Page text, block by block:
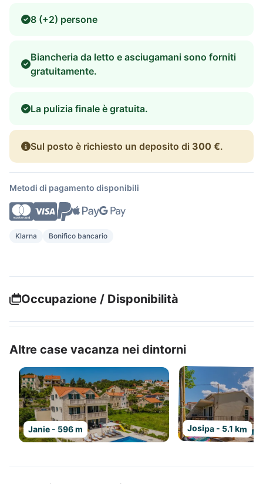
8 (+2) persone
Biancheria da letto e asciugamani sono forniti
gratuitamente.
La pulizia finale è gratuita.
Sul posto è richiesto un deposito di 300 €.
Metodi di pagamento disponibili
Klarna Bonifico bancario
Occupazione / Disponibilità
Altre case vacanza nei dintorni
Janie - 596 m Josipa - 5.1 km